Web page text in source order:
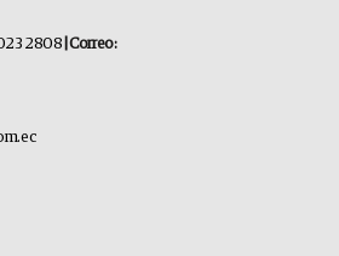
2808 | Correo: